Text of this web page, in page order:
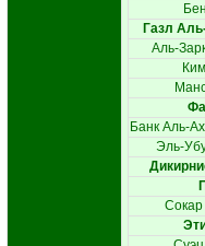
Газл
Аль-
Банк Аль-
Эль-
Сокар